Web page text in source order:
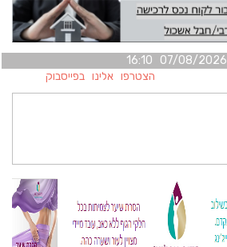
07/08/2026 16:10
הצטרפו אלינו בפייסבוק